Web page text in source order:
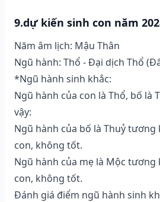
9.dự kiến sinh con năm
Năm âm lịch: Mậu Thân
Ngũ hành: Thổ - Đại dịch Thổ
*Ngũ hành sinh khắc:
Ngũ hành của con là Thổ, bố là
vậy:
Ngũ hành của bố là Thuỷ tương
con, không tốt.
Ngũ hành của mẹ là Mộc tương
con, không tốt.
Đánh giá điểm ngũ hành sinh